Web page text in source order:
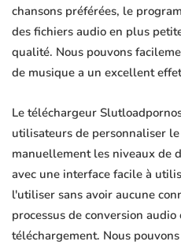
chansons préférées, le
des fichiers audio en plus
qualité. Nous pouvons
de musique a un excellent
Le téléchargeur
utilisateurs de personnaliser
manuellement les niveaux de
avec une interface facile à
l'utiliser sans avoir aucune
processus de conversion
téléchargement. Nous